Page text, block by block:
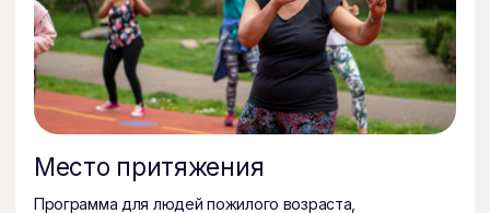
Политика конфиденциальности
Публичная оферта
Пользовательское соглашение
Мы в социальных сетях
Документация
Получить помощь
Помочь фонду